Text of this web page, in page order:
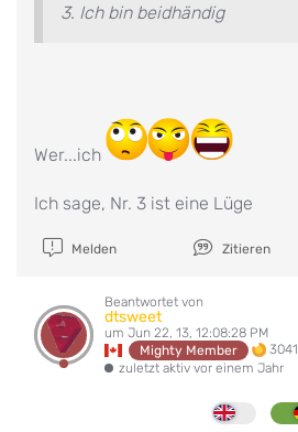
3. Ich bin beidhändig
Wer...ich
Ich sage, Nr. 3 ist eine Lüge
Melden Zitieren
Beantwortet von
dtsweet
um Jun 22, 13, 12:08:28 PM
Mighty Member
3041
zuletzt aktiv vor einem Jahr